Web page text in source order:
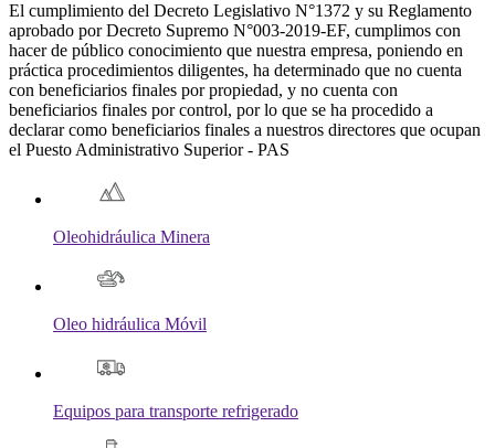
El cumplimiento del Decreto Legislativo N°1372 y su Reglamento
aprobado por Decreto Supremo N°003-2019-EF, cumplimos con
hacer de público conocimiento que nuestra empresa, poniendo en
práctica procedimientos diligentes, ha determinado que no cuenta
con beneficiarios finales por propiedad, y no cuenta con
beneficiarios finales por control, por lo que se ha procedido a
declarar como beneficiarios finales a nuestros directores que ocupan
el Puesto Administrativo Superior - PAS
Oleohidráulica Minera
Oleo hidráulica Móvil
Equipos para transporte refrigerado